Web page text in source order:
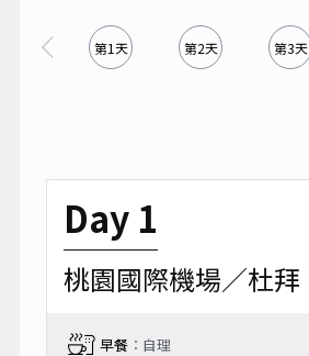
第1天 第2天 第3天
Day 1
桃園國際機場／杜拜
早餐：自理